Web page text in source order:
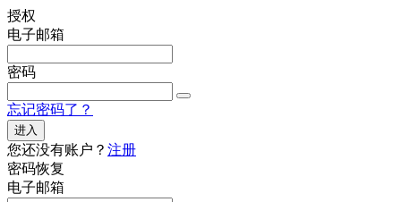
授权
电子邮箱
密码
忘记密码了？
进入
您还没有账户？ 注册
密码恢复
电子邮箱